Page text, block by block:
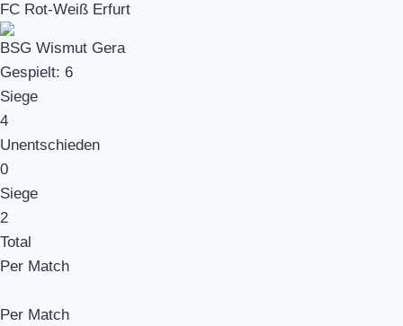
FC Rot-Weiß Erfurt
BSG Wismut Gera
Gespielt: 6
Siege
4
Unentschieden
0
Siege
2
Total
Per Match
Per Match